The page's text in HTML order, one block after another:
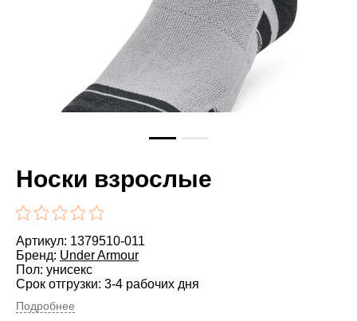
Носки взрослые
Артикул: 1379510-011
Бренд: Under Armour
Пол: унисекс
Срок отгрузки: 3-4 рабочих дня
Подробнее